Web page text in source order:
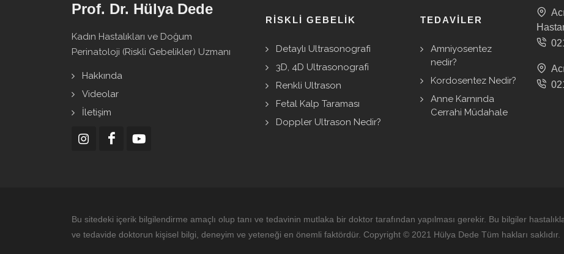
Prof. Dr. Hülya Dede
Kadın Hastalıkları ve Doğum
Perinatoloji (Riskli Gebelikler) Uzmanı
Hakkında
Videolar
İletişim
RISKLI GEBELIK
Detaylı Ultrasonografi
3D, 4D Ultrasonografi
Renkli Ultrason
Fetal Kalp Taraması
Doppler Ultrason Nedir?
TEDAVILER
Amniyosentez
nedir?
Kordosentez Nedir?
Anne Karnında
Cerrahi Müdahale
Bu sitedeki içerik bilgilendirme amaçlı olup tanı ve tedavinin mutlaka bir doktor tarafından yapılması gerekir. Bu bilgiler
ve tedavide doktorun kişisel bilgi, deneyim ve yeteneği en önemli faktördür. Copyright © 2021 Hülya Dede Tüm hakları saklıdır.